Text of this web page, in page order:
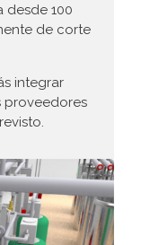
100
de corte
integrar
proveedores